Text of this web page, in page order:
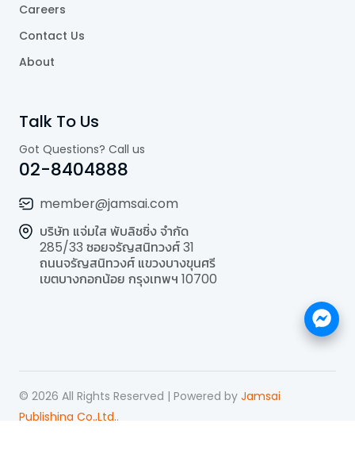
Careers
Contact Us
About
Talk To Us
Got Questions? Call us
02-8404888
member@jamsai.com
บริษัท แจ่มใส พับลิชชิ่ง จำกัด
285/33 ซอยจรัญสนิทวงศ์ 31
ถนนจรัญสนิทวงศ์ แขวงบางขุนศรี
เขตบางกอกน้อย กรุงเทพฯ 10700
© 2026 All Rights Reserved | Powered by Jamsai
Publishing Co.,Ltd..